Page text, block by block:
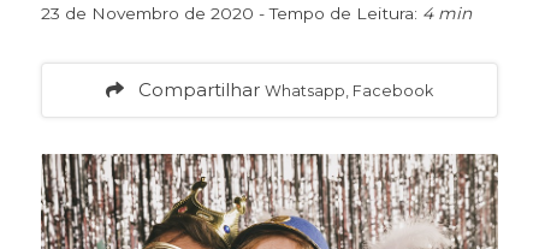
23 de Novembro de 2020 - Tempo de Leitura: 4 min
Compartilhar Whatsapp, Facebook